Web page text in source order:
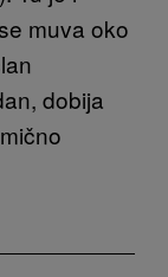
muva oko
dobija